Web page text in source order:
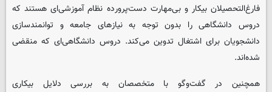
فارغ‌التحصیلان بیکار و بی‌مهارت دست‌پرورده نظام آموزشی‌ای هستند که
دروس دانشگاهی را بدون توجه به نیازهای جامعه و توانمندسازی
دانشجویان برای اشتغال تدوین می‌کند. دروس دانشگاهی‌ای که منقضی
شده‌اند.
همچنین در گفت‌وگو با متخصصان به بررسی دلایل بیکاری